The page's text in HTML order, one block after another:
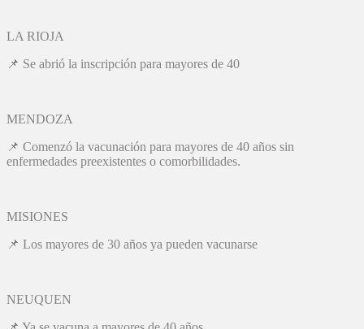
LA RIOJA
📌 Se abrió la inscripción para mayores de 40
MENDOZA
📌 Comenzó la vacunación para mayores de 40 años sin
enfermedades preexistentes o comorbilidades.
MISIONES
📌 Los mayores de 30 años ya pueden vacunarse
NEUQUEN